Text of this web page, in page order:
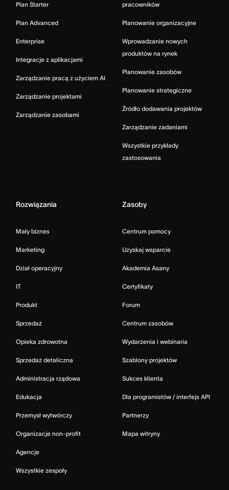
Plan Starter
Plan Advanced
Enterprise
Integracje z aplikacjami
Zarządzanie pracą z użyciem AI
Zarządzanie projektami
Zarządzanie zasobami
pracowników
Planowanie organizacyjne
Wprowadzanie nowych
produktów na rynek
Planowanie zasobów
Planowanie strategiczne
Źródło dodawania projektów
Zarządzanie zadaniami
Wszystkie przykłady
zastosowania
Rozwiązania
Mały biznes
Marketing
Dział operacyjny
IT
Produkt
Sprzedaż
Opieka zdrowotna
Sprzedaż detaliczna
Administracja rządowa
Edukacja
Przemysł wytwórczy
Organizacje non-profit
Agencje
Wszystkie zespoły
Zasoby
Centrum pomocy
Uzyskaj wsparcie
Akademia Asany
Certyfikaty
Forum
Centrum zasobów
Wydarzenia i webinaria
Szablony projektów
Sukces klienta
Dla programistów / interfejs API
Partnerzy
Mapa witryny